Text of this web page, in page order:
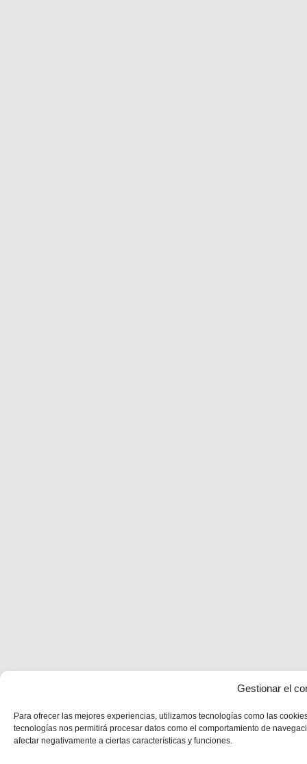
Gestionar el
Para ofrecer las mejores experiencias, utilizamos tecnologías como las
tecnologías nos permitirá procesar datos como el comportamiento de
afectar negativamente a ciertas características y funciones.